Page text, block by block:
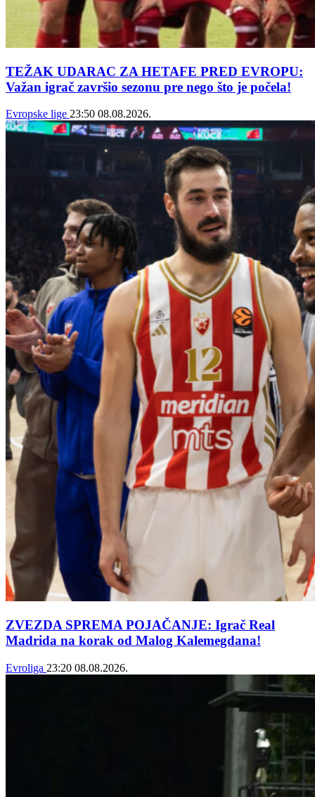
TEŽAK UDARAC ZA HETAFE PRED EVROPU:
Važan igrač završio sezonu pre nego što je počela!
Evropske lige 23:50 08.08.2026.
ZVEZDA SPREMA POJAČANJE: Igrač Real
Madrida na korak od Malog Kalemegdana!
Evroliga 23:20 08.08.2026.